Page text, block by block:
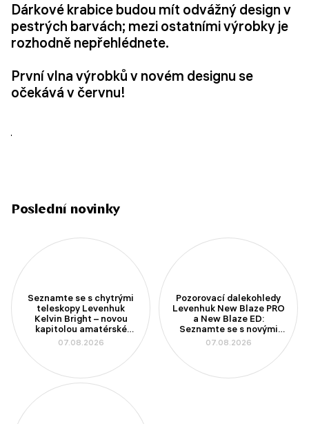
Dárkové krabice budou mít odvážný design v
pestrých barvách; mezi ostatními výrobky je
rozhodně nepřehlédnete.
První vlna výrobků v novém designu se
očekává v červnu!
Poslední novinky
Seznamte se s chytrými
teleskopy Levenhuk
Kelvin Bright – novou
kapitolou amatérské
astronomie
07.08.2026
Pozorovací dalekohledy
Levenhuk New Blaze PRO
a New Blaze ED:
Seznamte se s novými
modely se 100mm
aperturou
07.08.2026